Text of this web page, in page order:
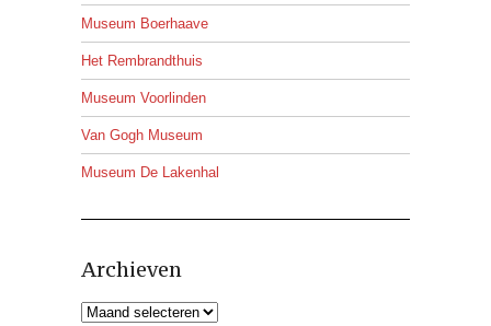
Museum Boerhaave
Het Rembrandthuis
Museum Voorlinden
Van Gogh Museum
Museum De Lakenhal
Archieven
Archieven